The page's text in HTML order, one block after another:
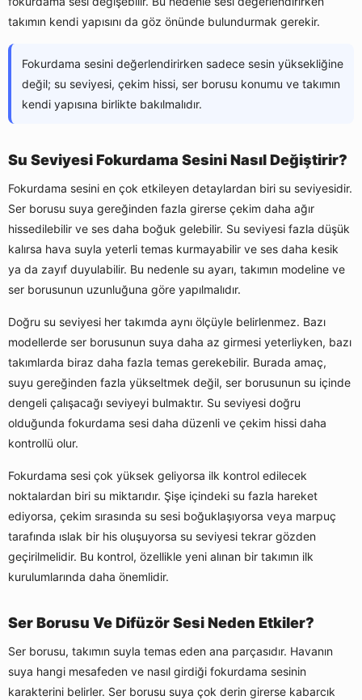
takımın kendi yapısını da göz önünde bulundurmak gerekir.
Fokurdama sesini değerlendirirken sadece sesin yüksekliğine
değil; su seviyesi, çekim hissi, ser borusu konumu ve takımın
kendi yapısına birlikte bakılmalıdır.
Su Seviyesi Fokurdama Sesini Nasıl Değiştirir?
Fokurdama sesini en çok etkileyen detaylardan biri su seviyesidir.
Ser borusu suya gereğinden fazla girerse çekim daha ağır
hissedilebilir ve ses daha boğuk gelebilir. Su seviyesi fazla düşük
kalırsa hava suyla yeterli temas kurmayabilir ve ses daha kesik
ya da zayıf duyulabilir. Bu nedenle su ayarı, takımın modeline ve
ser borusunun uzunluğuna göre yapılmalıdır.
Doğru su seviyesi her takımda aynı ölçüyle belirlenmez. Bazı
modellerde ser borusunun suya daha az girmesi yeterliyken, bazı
takımlarda biraz daha fazla temas gerekebilir. Burada amaç,
suyu gereğinden fazla yükseltmek değil, ser borusunun su içinde
dengeli çalışacağı seviyeyi bulmaktır. Su seviyesi doğru
olduğunda fokurdama sesi daha düzenli ve çekim hissi daha
kontrollü olur.
Fokurdama sesi çok yüksek geliyorsa ilk kontrol edilecek
noktalardan biri su miktarıdır. Şişe içindeki su fazla hareket
ediyorsa, çekim sırasında su sesi boğuklaşıyorsa veya marpuç
tarafında ıslak bir his oluşuyorsa su seviyesi tekrar gözden
geçirilmelidir. Bu kontrol, özellikle yeni alınan bir takımın ilk
kurulumlarında daha önemlidir.
Ser Borusu Ve Difüzör Sesi Neden Etkiler?
Ser borusu, takımın suyla temas eden ana parçasıdır. Havanın
suya hangi mesafeden ve nasıl girdiği fokurdama sesinin
karakterini belirler. Ser borusu suya çok derin girerse kabarcık